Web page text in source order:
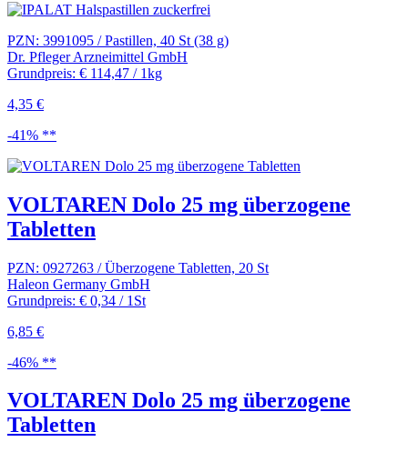
PZN: 3991095 / Pastillen, 40 St (38 g)
Dr. Pfleger Arzneimittel GmbH
Grundpreis: € 114,47 / 1kg
4,35 €
-41% **
VOLTAREN Dolo 25 mg überzogene
Tabletten
PZN: 0927263 / Überzogene Tabletten, 20 St
Haleon Germany GmbH
Grundpreis: € 0,34 / 1St
6,85 €
-46% **
VOLTAREN Dolo 25 mg überzogene
Tabletten